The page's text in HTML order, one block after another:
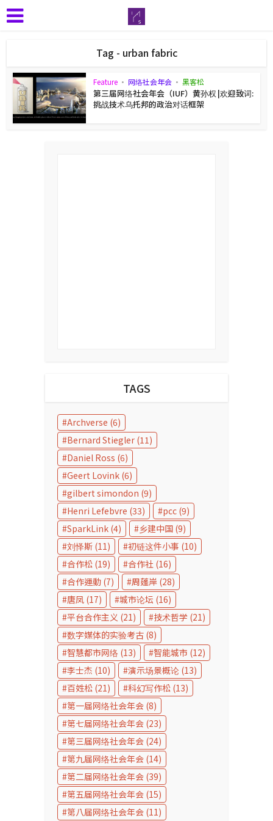
Tag - urban fabric
Feature • 网络社会年会 • 黑客松
第三届网络社会年会（IUF）黄孙权 |欢迎致词:
挑战技术乌托邦的政治对话框架
TAGS
Archverse (6)
Bernard Stiegler (11)
Daniel Ross (6)
Geert Lovink (6)
gilbert simondon (9)
Henri Lefebvre (33) pcc (9)
SparkLink (4) 乡建中国 (9)
刘怿斯 (11) 初链这件小事 (10)
合作松 (19) 合作社 (16)
合作運動 (7) 周蓬岸 (28)
唐凤 (17) 城市论坛 (16)
平台合作主义 (21) 技术哲学 (21)
数字媒体的实验考古 (8)
智慧都市网络 (13) 智能城市 (12)
李士杰 (10) 演示场景概论 (13)
百姓松 (21) 科幻写作松 (13)
第一届网络社会年会 (8)
第七届网络社会年会 (23)
第三届网络社会年会 (24)
第九届网络社会年会 (14)
第二届网络社会年会 (39)
第五届网络社会年会 (15)
第八届网络社会年会 (11)